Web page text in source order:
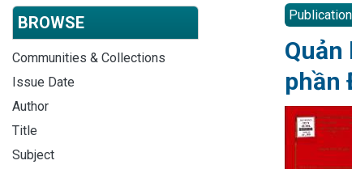
BROWSE
Communities & Collections
Issue Date
Author
Title
Subject
phần